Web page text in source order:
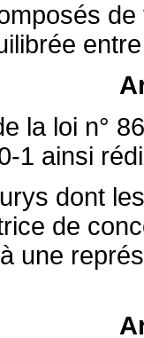
la loi n°
1 ainsi
dont
de
une